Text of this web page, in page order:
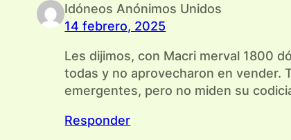
Idóneos Anónimos Unidos
14 febrero, 2025
Les dijimos, con Macri merval 1800
todas y no aprovecharon en vender.
emergentes, pero no miden su
Responder